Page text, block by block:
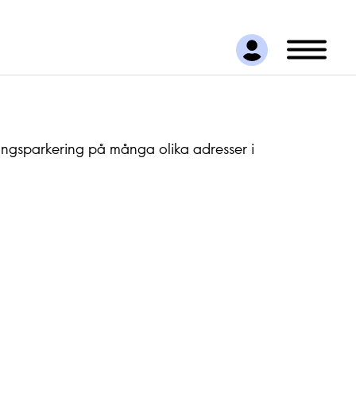
på många olika adresser i